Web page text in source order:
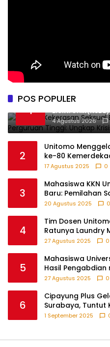
POS POPULER
1
Darurat
Ungkap Krisis
4 Agustus 2026
2
Unitomo
ke-80
17 Agustus 2025 0
3
Mahasiswa KKN
Baru: Pemilahan
Anak-anak Turut
20 Agustus 2025 0
4
Tim Dosen
Ratunya Laundry
Berbasis Teknologi
27 Agustus 2025 0
5
Mahasiswa
Hasil Pengabdian
Krejengan,
27 Agustus 2025 0
6
Cipayung Plus
Surabaya, Tuntut
Pengemudi Ojek Online dan Tindakan Represif
1 September 2025